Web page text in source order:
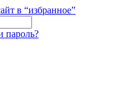
в “избранное”
пароль?